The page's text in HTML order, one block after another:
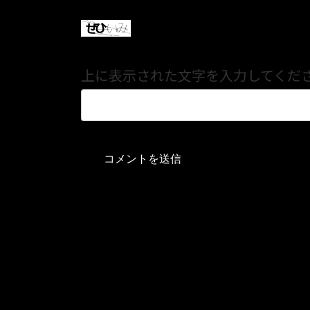
上に表示された文字を入力してくだ